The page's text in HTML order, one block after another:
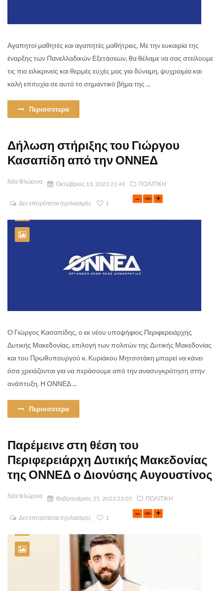
Αγαπητοί μαθητές και αγαπητές μαθήτριες, Με την ευκαιρία της
έναρξης των Πανελλαδικών Εξετάσεων, θα θέλαμε να σας στείλουμε
τις πιο ειλικρινείς και θερμές ευχές μας για δύναμη, ψυχραιμία και
καλή επιτυχία σε αυτό το σημαντικό βήμα της ...
Περισσοτερα
Δήλωση στήριξης του Γιώργου
Κασαπίδη από την ΟΝΝΕΔ
Νέα Φλώρινα Οκτώβριος 13, 2023 21:49 ΠΟΛΙΤΙΚΗ
Δεν επιτρέπεται σχολιασμός 1
O Γιώργος Κασαπίδης, ο εκ νέου υποψήφιος Περιφερειάρχης
Δυτικής Μακεδονίας, επιλογή των πολιτών της Δυτικής Μακεδονίας
και του Πρωθυπουργού κ. Κυριάκου Μητσοτάκη μπορεί να κάνει
όσα χρειάζονται για να περάσουμε από την ανασυγκρότηση στην
ανάπτυξη. Η ΟΝΝΕΔ ...
Περισσοτερα
Παρέμεινε στη θέση του
Περιφερειάρχη Δυτικής Μακεδονίας
της ΟΝΝΕΔ ο Διονύσης Αυγουστίνος
Νέα Φλώρινα Φεβρουάριος 25, 2023 23:05 ΠΟΛΙΤΙΚΗ
Δεν επιτρέπεται σχολιασμός 1